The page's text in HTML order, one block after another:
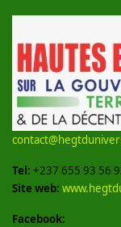
Tel: +237 655 93 56
Site web:
Facebook: